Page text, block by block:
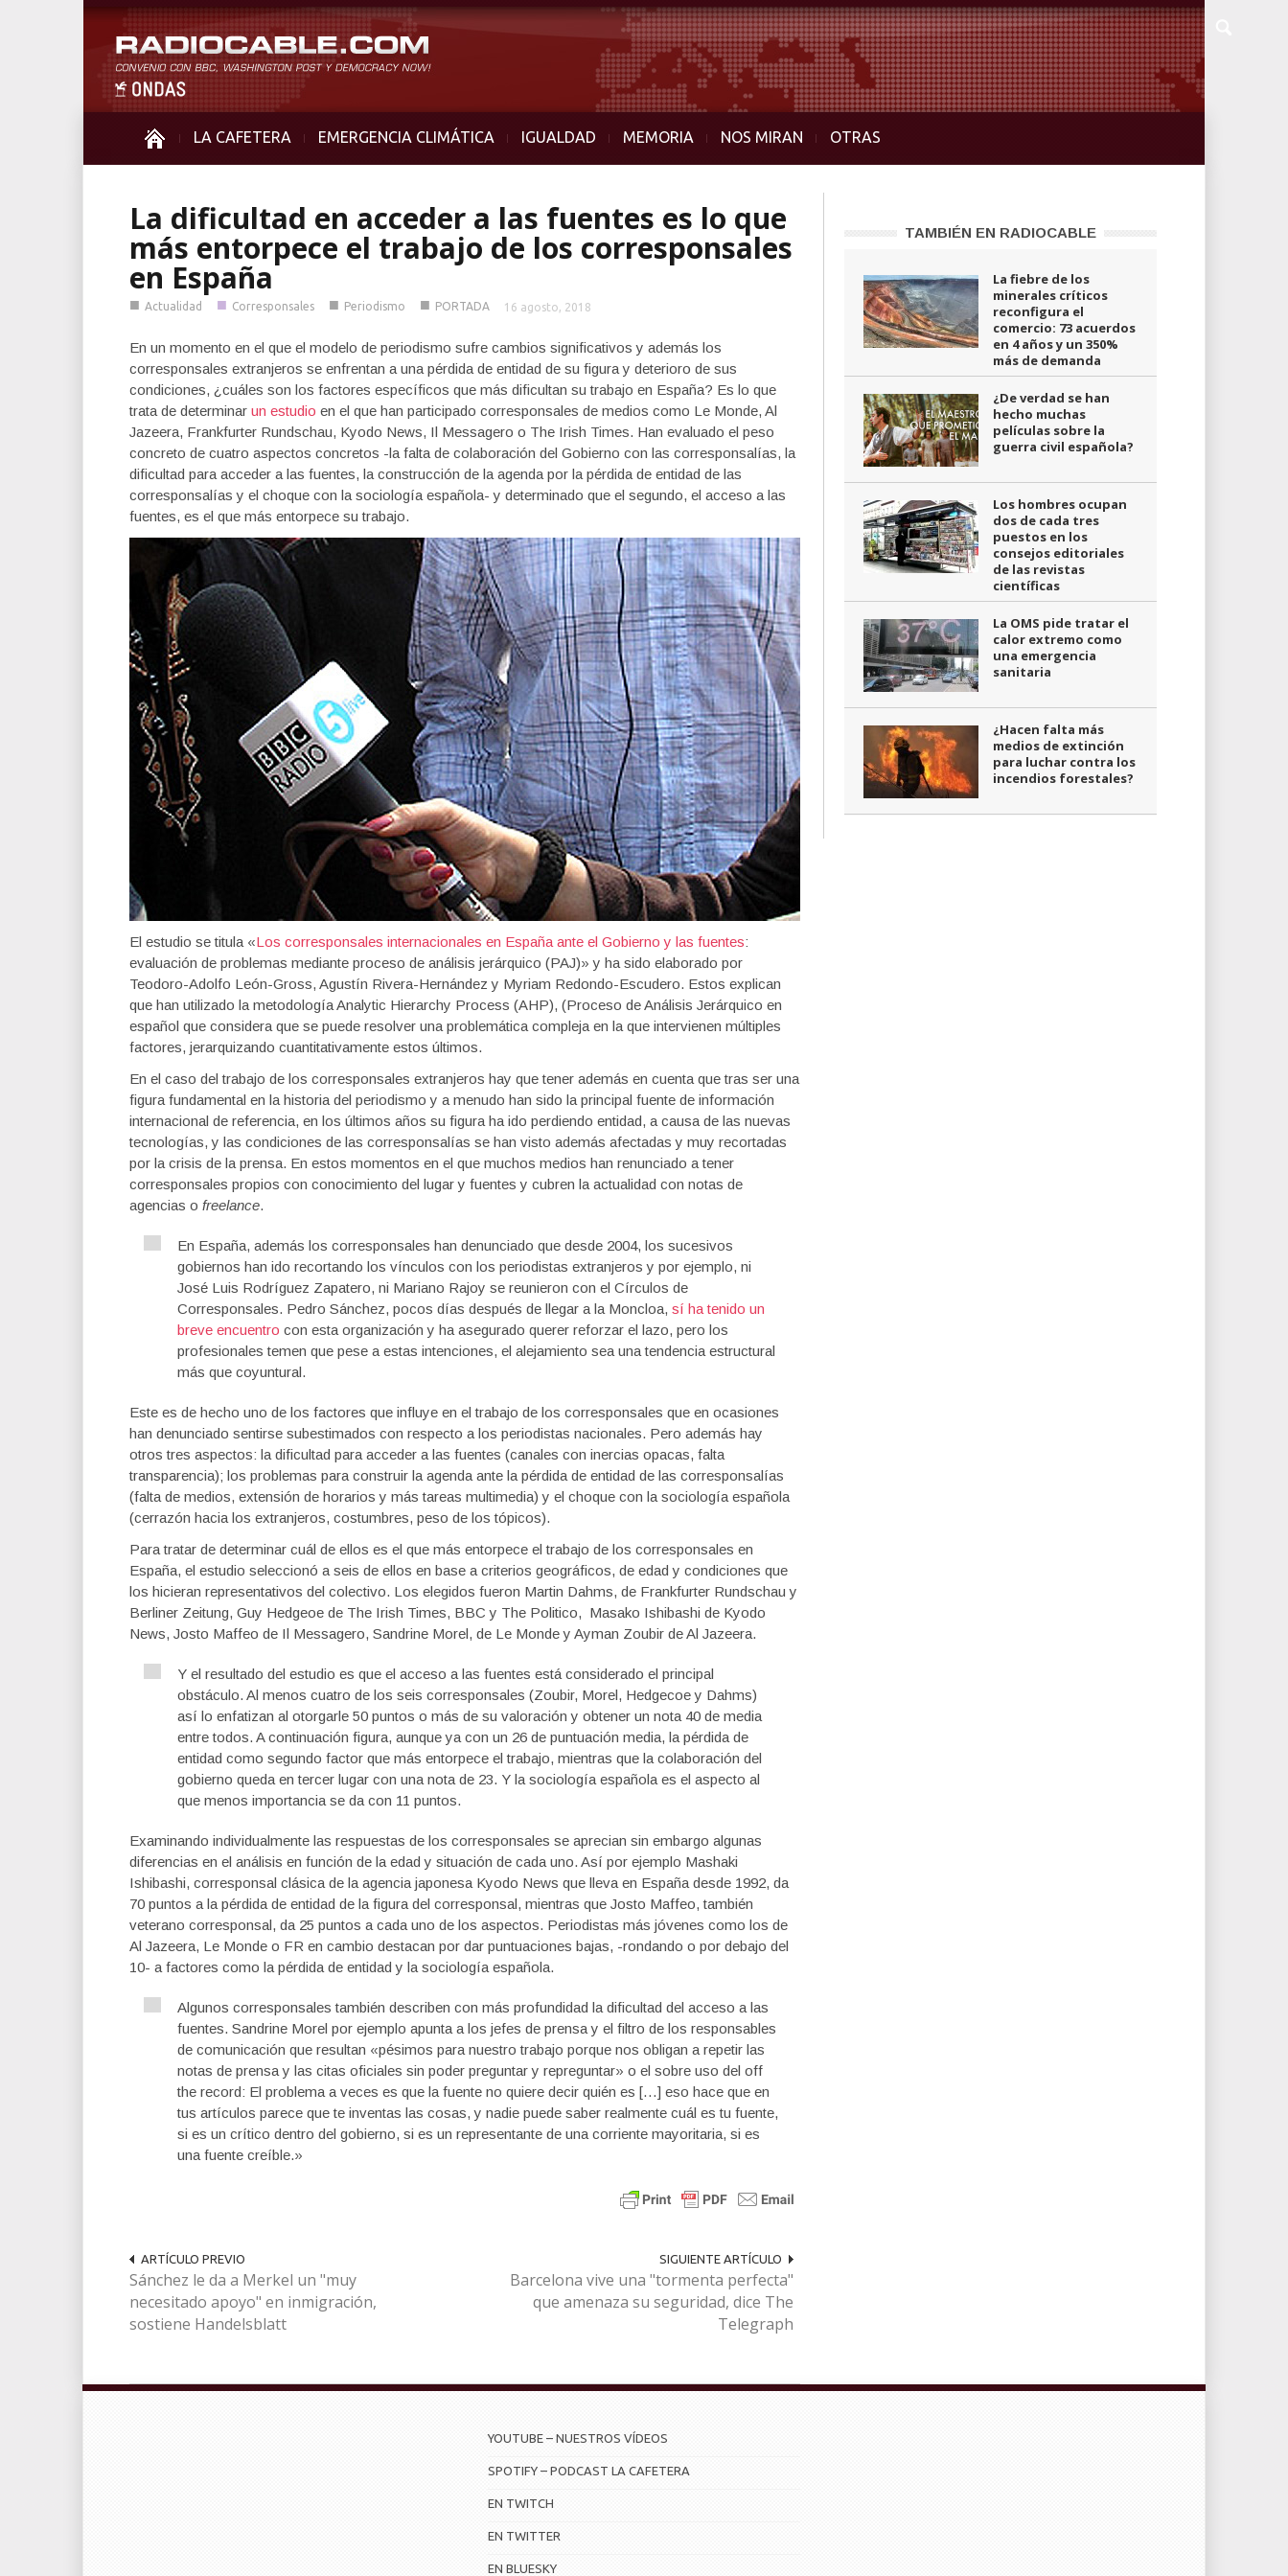
LA CAFETERA EMERGENCIA CLIMÁTICA IGUALDAD MEMORIA NOS MIRAN OTRAS
La dificultad en acceder a las fuentes es lo que
más entorpece el trabajo de los corresponsales
en España
■ Actualidad ■ Corresponsales ■ Periodismo ■ PORTADA 16 agosto, 2018
En un momento en el que el modelo de periodismo sufre cambios significativos y además los
corresponsales extranjeros se enfrentan a una pérdida de entidad de su figura y deterioro de sus
condiciones, ¿cuáles son los factores específicos que más dificultan su trabajo en España? Es lo que
trata de determinar un estudio en el que han participado corresponsales de medios como Le Monde, Al
Jazeera, Frankfurter Rundschau, Kyodo News, Il Messagero o The Irish Times. Han evaluado el peso
concreto de cuatro aspectos concretos -la falta de colaboración del Gobierno con las corresponsalías, la
dificultad para acceder a las fuentes, la construcción de la agenda por la pérdida de entidad de las
corresponsalías y el choque con la sociología española- y determinado que el segundo, el acceso a las
fuentes, es el que más entorpece su trabajo.
El estudio se titula «Los corresponsales internacionales en España ante el Gobierno y las fuentes:
evaluación de problemas mediante proceso de análisis jerárquico (PAJ)» y ha sido elaborado por
Teodoro-Adolfo León-Gross, Agustín Rivera-Hernández y Myriam Redondo-Escudero. Estos explican
que han utilizado la metodología Analytic Hierarchy Process (AHP), (Proceso de Análisis Jerárquico en
español que considera que se puede resolver una problemática compleja en la que intervienen múltiples
factores, jerarquizando cuantitativamente estos últimos.
En el caso del trabajo de los corresponsales extranjeros hay que tener además en cuenta que tras ser una
figura fundamental en la historia del periodismo y a menudo han sido la principal fuente de información
internacional de referencia, en los últimos años su figura ha ido perdiendo entidad, a causa de las nuevas
tecnologías, y las condiciones de las corresponsalías se han visto además afectadas y muy recortadas
por la crisis de la prensa. En estos momentos en el que muchos medios han renunciado a tener
corresponsales propios con conocimiento del lugar y fuentes y cubren la actualidad con notas de
agencias o freelance.
En España, además los corresponsales han denunciado que desde 2004, los sucesivos
gobiernos han ido recortando los vínculos con los periodistas extranjeros y por ejemplo, ni
José Luis Rodríguez Zapatero, ni Mariano Rajoy se reunieron con el Círculos de
Corresponsales. Pedro Sánchez, pocos días después de llegar a la Moncloa, sí ha tenido un
breve encuentro con esta organización y ha asegurado querer reforzar el lazo, pero los
profesionales temen que pese a estas intenciones, el alejamiento sea una tendencia estructural
más que coyuntural.
Este es de hecho uno de los factores que influye en el trabajo de los corresponsales que en ocasiones
han denunciado sentirse subestimados con respecto a los periodistas nacionales. Pero además hay
otros tres aspectos: la dificultad para acceder a las fuentes (canales con inercias opacas, falta
transparencia); los problemas para construir la agenda ante la pérdida de entidad de las corresponsalías
(falta de medios, extensión de horarios y más tareas multimedia) y el choque con la sociología española
(cerrazón hacia los extranjeros, costumbres, peso de los tópicos).
Para tratar de determinar cuál de ellos es el que más entorpece el trabajo de los corresponsales en
España, el estudio seleccionó a seis de ellos en base a criterios geográficos, de edad y condiciones que
los hicieran representativos del colectivo. Los elegidos fueron Martin Dahms, de Frankfurter Rundschau y
Berliner Zeitung, Guy Hedgeoe de The Irish Times, BBC y The Politico, Masako Ishibashi de Kyodo
News, Josto Maffeo de Il Messagero, Sandrine Morel, de Le Monde y Ayman Zoubir de Al Jazeera.
Y el resultado del estudio es que el acceso a las fuentes está considerado el principal
obstáculo. Al menos cuatro de los seis corresponsales (Zoubir, Morel, Hedgecoe y Dahms)
así lo enfatizan al otorgarle 50 puntos o más de su valoración y obtener un nota 40 de media
entre todos. A continuación figura, aunque ya con un 26 de puntuación media, la pérdida de
entidad como segundo factor que más entorpece el trabajo, mientras que la colaboración del
gobierno queda en tercer lugar con una nota de 23. Y la sociología española es el aspecto al
que menos importancia se da con 11 puntos.
Examinando individualmente las respuestas de los corresponsales se aprecian sin embargo algunas
diferencias en el análisis en función de la edad y situación de cada uno. Así por ejemplo Mashaki
Ishibashi, corresponsal clásica de la agencia japonesa Kyodo News que lleva en España desde 1992, da
70 puntos a la pérdida de entidad de la figura del corresponsal, mientras que Josto Maffeo, también
veterano corresponsal, da 25 puntos a cada uno de los aspectos. Periodistas más jóvenes como los de
Al Jazeera, Le Monde o FR en cambio destacan por dar puntuaciones bajas, -rondando o por debajo del
10- a factores como la pérdida de entidad y la sociología española.
Algunos corresponsales también describen con más profundidad la dificultad del acceso a las
fuentes. Sandrine Morel por ejemplo apunta a los jefes de prensa y el filtro de los responsables
de comunicación que resultan «pésimos para nuestro trabajo porque nos obligan a repetir las
notas de prensa y las citas oficiales sin poder preguntar y repreguntar» o el sobre uso del off
the record: El problema a veces es que la fuente no quiere decir quién es […] eso hace que en
tus artículos parece que te inventas las cosas, y nadie puede saber realmente cuál es tu fuente,
si es un crítico dentro del gobierno, si es un representante de una corriente mayoritaria, si es
una fuente creíble.»
ARTÍCULO PREVIO
Sánchez le da a Merkel un "muy
necesitado apoyo" en inmigración,
sostiene Handelsblatt
SIGUIENTE ARTÍCULO
Barcelona vive una "tormenta perfecta"
que amenaza su seguridad, dice The
Telegraph
TAMBIÉN EN RADIOCABLE
La fiebre de los
minerales críticos
reconfigura el
comercio: 73 acuerdos
en 4 años y un 350%
más de demanda
¿De verdad se han
hecho muchas
películas sobre la
guerra civil española?
Los hombres ocupan
dos de cada tres
puestos en los
consejos editoriales
de las revistas
científicas
La OMS pide tratar el
calor extremo como
una emergencia
sanitaria
¿Hacen falta más
medios de extinción
para luchar contra los
incendios forestales?
YOUTUBE – NUESTROS VÍDEOS
SPOTIFY – PODCAST LA CAFETERA
EN TWITCH
EN TWITTER
EN BLUESKY